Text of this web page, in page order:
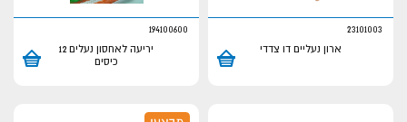
23101003
ארון נעליים דו צדדי
194100600
יריעה לאחסון נעלים 12
כיסים